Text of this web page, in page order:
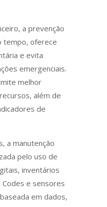
a prevenção
tempo, oferece
e evita
emergenciais.
melhor
além de
de
a manutenção
pelo uso de
inventários
e sensores
em dados,